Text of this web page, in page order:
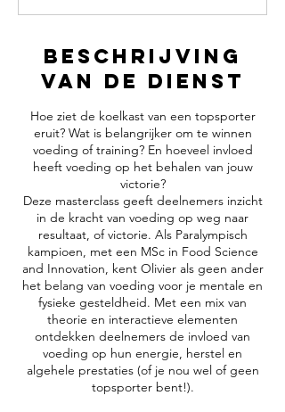
Beschrijving
van de dienst
Hoe ziet de koelkast van een topsporter
eruit? Wat is belangrijker om te winnen
voeding of training? En hoeveel invloed
heeft voeding op het behalen van jouw
victorie?
Deze masterclass geeft deelnemers inzicht
in de kracht van voeding op weg naar
resultaat, of victorie. Als Paralympisch
kampioen, met een MSc in Food Science
and Innovation, kent Olivier als geen ander
het belang van voeding voor je mentale en
fysieke gesteldheid. Met een mix van
theorie en interactieve elementen
ontdekken deelnemers de invloed van
voeding op hun energie, herstel en
algehele prestaties (of je nou wel of geen
topsporter bent!).